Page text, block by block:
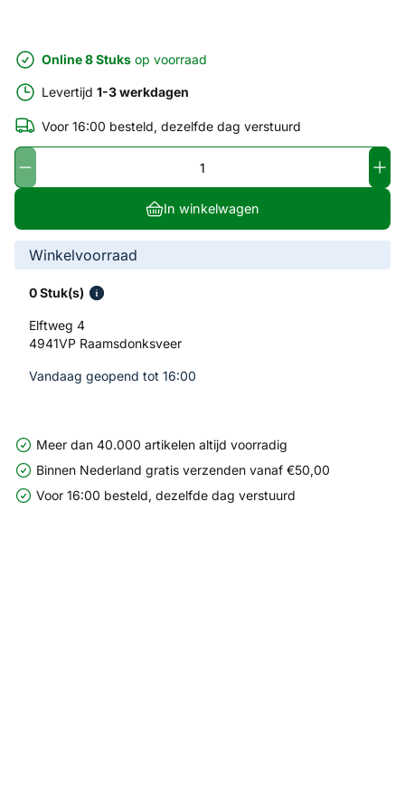
Online 8 Stuks op voorraad
Levertijd 1-3 werkdagen
Voor 16:00 besteld, dezelfde dag verstuurd
In winkelwagen
Winkelvoorraad
0 Stuk(s)
Elftweg 4
4941VP Raamsdonksveer
Vandaag geopend tot 16:00
Meer dan 40.000 artikelen altijd voorradig
Binnen Nederland gratis verzenden vanaf €50,00
Voor 16:00 besteld, dezelfde dag verstuurd